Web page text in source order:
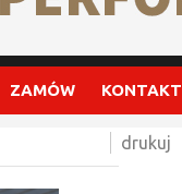
ZAMÓW KONTAKT
drukuj